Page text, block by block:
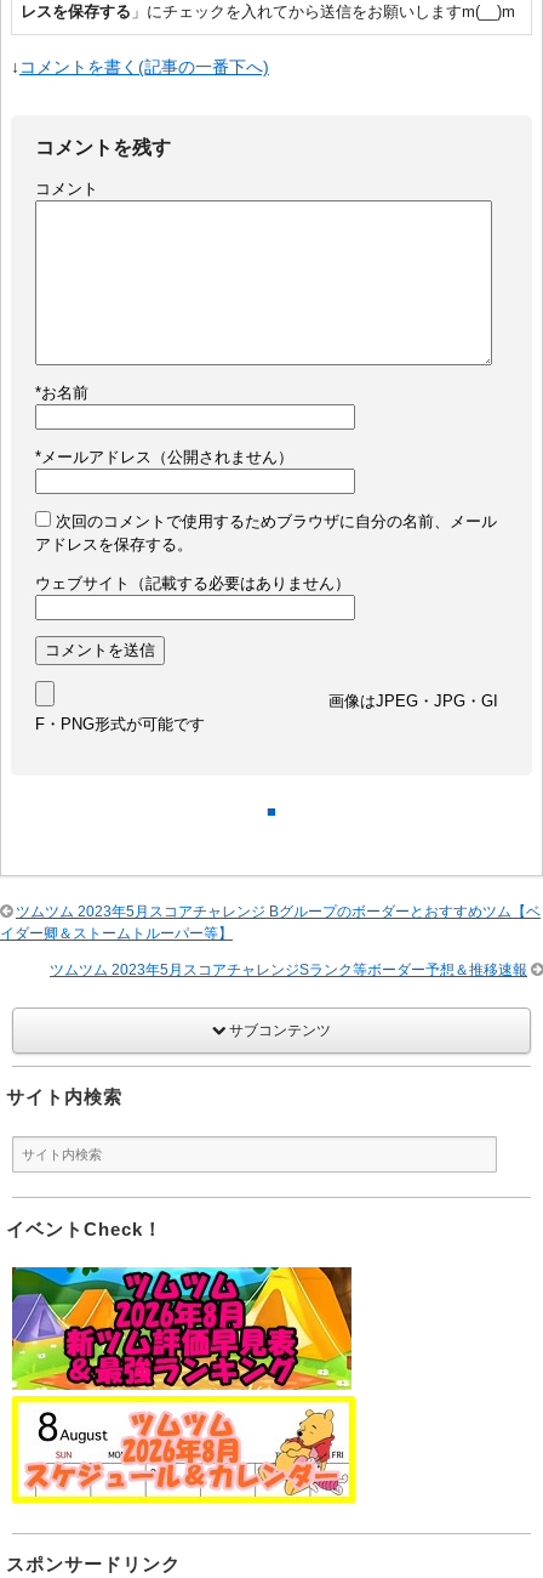
レスを保存する 」にチェックを入れてから送信をお願いしますm(__)m
↓ コメントを書く(記事の一番下へ)
コメントを残す
コメント
*お名前
* メールアドレス（公開されません）
次回のコメントで使用するためブラウザに自分の名前、メール
アドレスを保存する。
ウェブサイト（記載する必要はありません）
画像はJPEG・JPG・GI
F・PNG形式が可能です
■
ツムツム 2023年5月スコアチャレンジ Bグループのボーダーとおすすめツム【ベ
イダー卿＆ストームトルーパー等】
ツムツム 2023年5月スコアチャレンジSランク等ボーダー予想＆推移速報
サブコンテンツ
サイト内検索
イベントCheck！
スポンサードリンク